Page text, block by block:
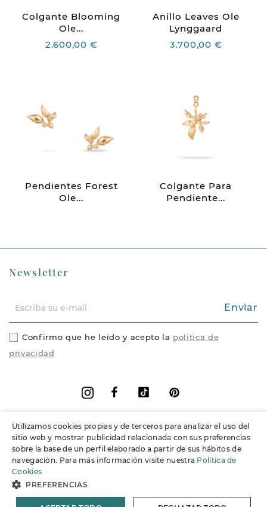
Colgante Blooming
Ole...
2.600,00 €
Anillo Leaves Ole
Lynggaard
3.700,00 €
Pendientes Forest
Ole...
Colgante Para
Pendiente...
Información
Soporte
Newsletter
Enviar
Confirmo que he leído y acepto la política de
privacidad
FacebookVimeo
Instagram
Utilizamos cookies propias y de terceros para analizar el uso del
sitio web y mostrar publicidad relacionada con sus preferencias
sobre la base de un perfil elaborado a partir de sus hábitos de
navegación. Para más información visite nuestra Política de
Cookies
PREFERENCIAS